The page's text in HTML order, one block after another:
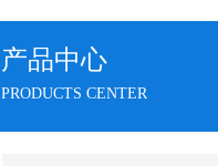
产品中心
PRODUCTS CENTER